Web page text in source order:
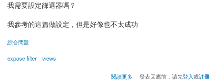
我需要設定篩選器嗎？
我參考的這篇做設定，但是好像也不太成功
綜合問題
expose filter views
閱讀更多
關於Google Analytics追蹤Drupal Views Expose filter的查詢字詞發表回應前，請先登入或註冊